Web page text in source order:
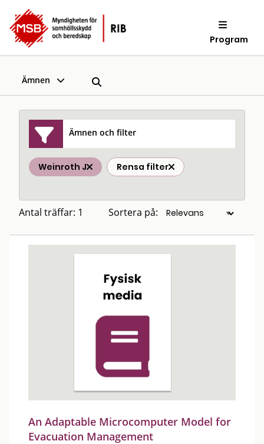
Program
Ämnen
Ämnen och filter
Weinroth J Rensa filter
Antal träffar: 1 Sortera på:
An Adaptable Microcomputer Model for
Evacuation Management